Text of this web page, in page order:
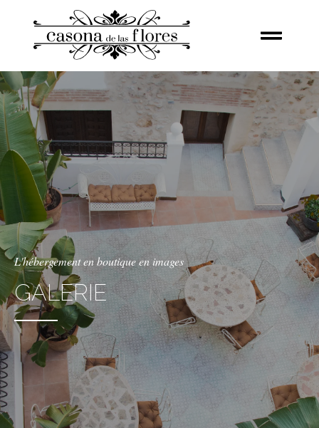
L'hébergement en boutique en images
GALERIE